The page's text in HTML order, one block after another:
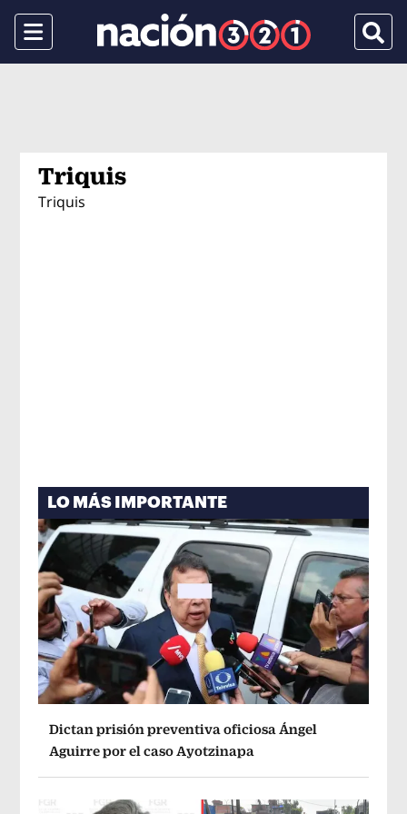
Menu
Triquis
Triquis
LO MÁS IMPORTANTE
Dictan prisión preventiva oficiosa Ángel
Aguirre por el caso Ayotzinapa